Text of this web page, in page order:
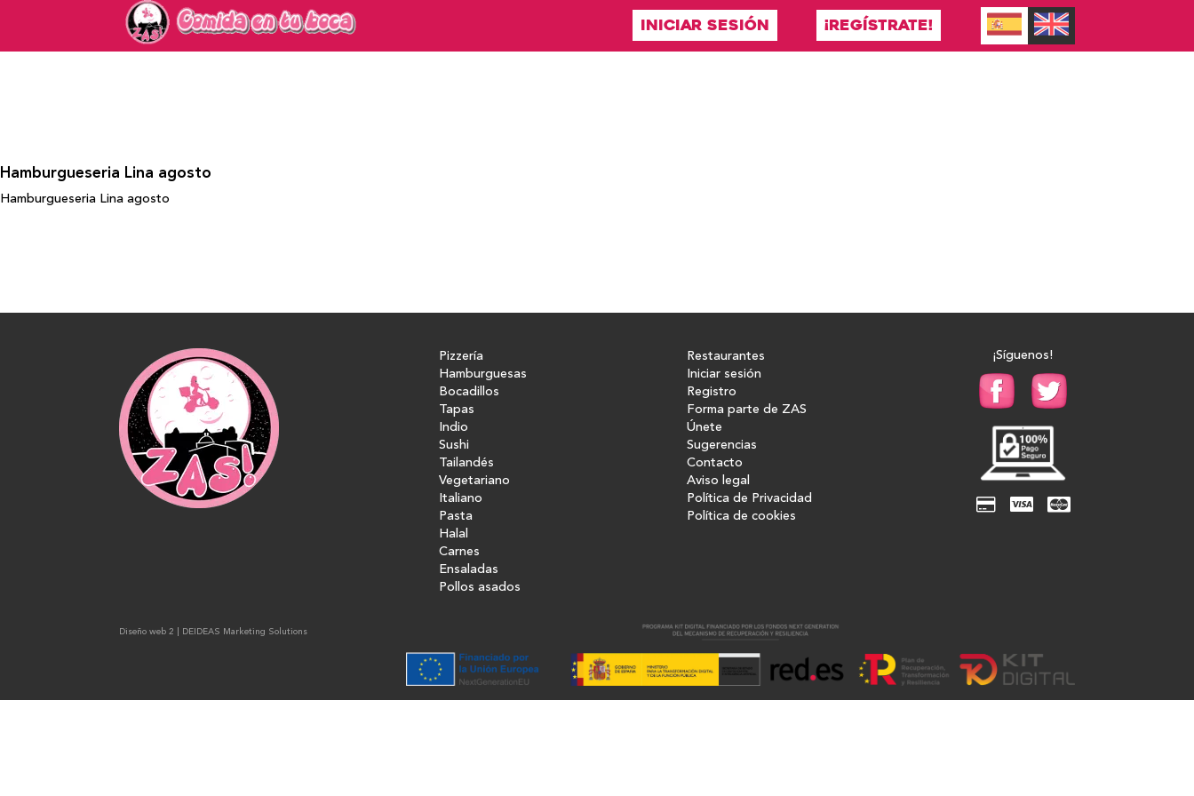
INICIAR SESIÓN ¡REGÍSTRATE!
Hamburgueseria Lina agosto
Hamburgueseria Lina agosto
Pizzería
Hamburguesas
Bocadillos
Tapas
Indio
Sushi
Tailandés
Vegetariano
Italiano
Pasta
Halal
Carnes
Ensaladas
Pollos asados
Restaurantes
Iniciar sesión
Registro
Forma parte de ZAS
Únete
Sugerencias
Contacto
Aviso legal
Política de Privacidad
Política de cookies
¡Síguenos!
Diseño web 2 | DEIDEAS Marketing Solutions